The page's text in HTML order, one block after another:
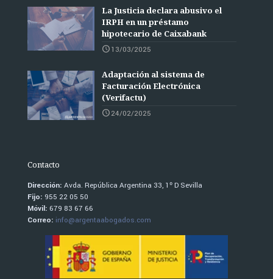
La Justicia declara abusivo el
IRPH en un préstamo
hipotecario de Caixabank
13/03/2025
Adaptación al sistema de
Facturación Electrónica
(Verifactu)
24/02/2025
Contacto
Dirección: Avda. República Argentina 33, 1º D Sevilla
Fijo: 955 22 05 50
Móvil: 679 83 67 66
Correo: info@argentaabogados.com